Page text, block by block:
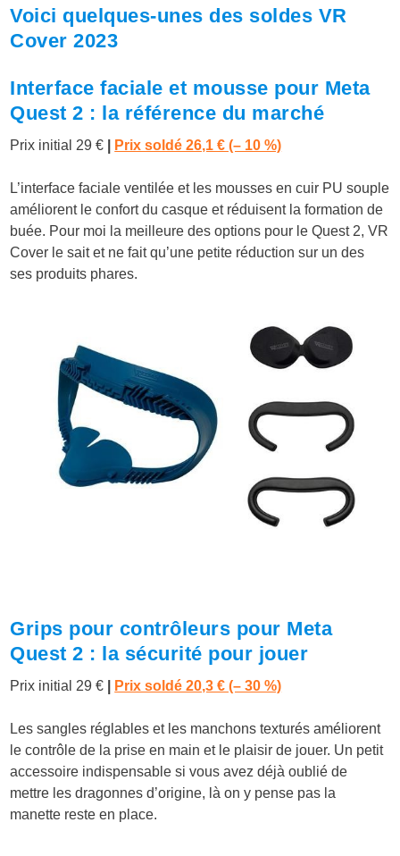
Voici quelques-unes des soldes VR
Cover 2023
Interface faciale et mousse pour Meta
Quest 2 : la référence du marché
Prix initial 29 € Prix soldé 26,1 € (– 10 %)
L’interface faciale ventilée et les mousses en cuir PU souple
améliorent le confort du casque et réduisent la formation de
buée. Pour moi la meilleure des options pour le Quest 2, VR
Cover le sait et ne fait qu’une petite réduction sur un des
ses produits phares.
Grips pour contrôleurs pour Meta
Quest 2 : la sécurité pour jouer
Prix initial 29 € Prix soldé 20,3 € (– 30 %)
Les sangles réglables et les manchons texturés améliorent
le contrôle de la prise en main et le plaisir de jouer. Un petit
accessoire indispensable si vous avez déjà oublié de
mettre les dragonnes d’origine, là on y pense pas la
manette reste en place.